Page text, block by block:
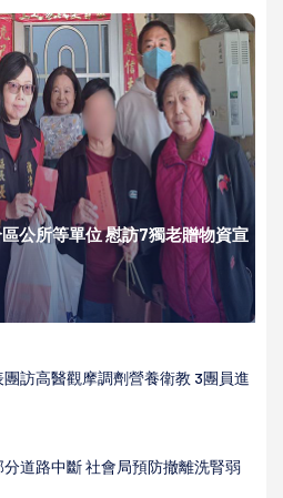
公所等單位 慰訪7獨老贈物資宣
訪高醫觀摩調劑營養衛教 3團員進
道路中斷 社會局預防撤離洗腎弱